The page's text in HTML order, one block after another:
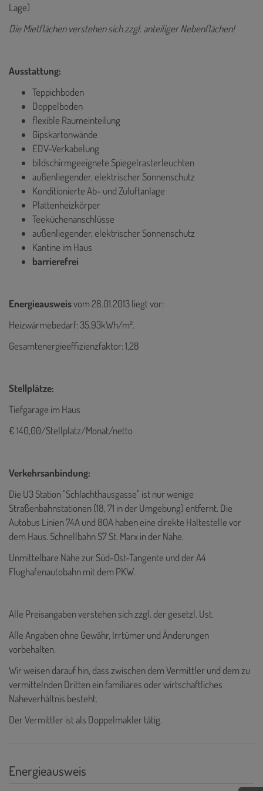
Lage)
Die Mietflächen verstehen sich zzgl. anteiliger Nebenflächen!
Ausstattung:
Teppichboden
Doppelboden
flexible Raumeinteilung
Gipskartonwände
EDV-Verkabelung
bildschirmgeeignete Spiegelrasterleuchten
außenliegender, elektrischer Sonnenschutz
Konditionierte Ab- und Zuluftanlage
Plattenheizkörper
Teeküchenanschlüsse
außenliegender, elektrischer Sonnenschutz
Kantine im Haus
barrierefrei
Energieausweisvom 28.01.2013liegt vor:
Heizwärmebedarf: 35,93kWh/m².
Gesamtenergieeffizienzfaktor: 1,28
Stellplätze:
Tiefgarage im Haus
€ 140,00/Stellplatz/Monat/netto
Verkehrsanbindung:
Die U3 Station "Schlachthausgasse" ist nur wenige
Straßenbahnstationen (18, 71 in der Umgebung) entfernt. Die
Autobus Linien 74A und 80A haben eine direkte Haltestelle vor
dem Haus. Schnellbahn S7 St. Marx in der Nähe.
Unmittelbare Nähe zur Süd-Ost-Tangente und der A4
Flughafenautobahn mit dem PKW.
Alle Preisangaben verstehen sich zzgl. der gesetzl. Ust.
Alle Angaben ohne Gewähr, Irrtümer und Änderungen
vorbehalten.
Wir weisen darauf hin, dass zwischen dem Vermittler und dem zu
vermittelnden Dritten ein familiäres oder wirtschaftliches
Naheverhältnis besteht.
Der Vermittler ist als Doppelmakler tätig.
Energieausweis